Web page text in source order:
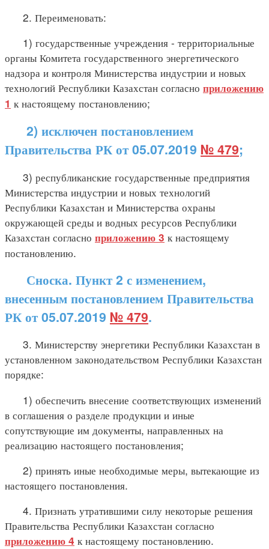
2. Переименовать:
1) государственные учреждения - территориальные
органы Комитета государственного энергетического
надзора и контроля Министерства индустрии и новых
технологий Республики Казахстан согласно приложению
1 к настоящему постановлению;
2) исключен постановлением
Правительства РК от 05.07.2019 № 479;
3) республиканские государственные предприятия
Министерства индустрии и новых технологий
Республики Казахстан и Министерства охраны
окружающей среды и водных ресурсов Республики
Казахстан согласно приложению 3 к настоящему
постановлению.
Сноска. Пункт 2 с изменением,
внесенным постановлением Правительства
РК от 05.07.2019 № 479.
3. Министерству энергетики Республики Казахстан в
установленном законодательством Республики Казахстан
порядке:
1) обеспечить внесение соответствующих изменений
в соглашения о разделе продукции и иные
сопутствующие им документы, направленных на
реализацию настоящего постановления;
2) принять иные необходимые меры, вытекающие из
настоящего постановления.
4. Признать утратившими силу некоторые решения
Правительства Республики Казахстан согласно
приложению 4 к настоящему постановлению.